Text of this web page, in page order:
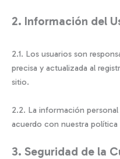
2. Información del
2.1. Los usuarios son
precisa y actualizada al
sitio.
2.2. La información
acuerdo con nuestra política
3. Seguridad de la